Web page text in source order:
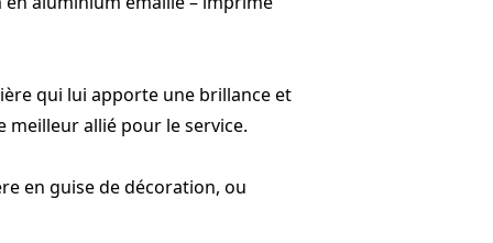
qui lui apporte une brillance et
meilleur allié pour le service.
en guise de décoration, ou